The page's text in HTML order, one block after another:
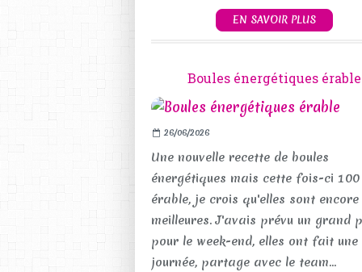
EN SAVOIR PLUS
Boules énergétiques érable
26/06/2026
Une nouvelle recette de boules
énergétiques mais cette fois-ci
érable, je crois qu'elles sont encore
meilleures. J'avais prévu un grand
pour le week-end, elles ont fait une
journée, partage avec le team...